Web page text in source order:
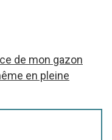
de mon gazon
en pleine